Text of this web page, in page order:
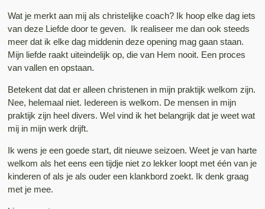
Wat je merkt aan mij als christelijke coach? Ik hoop elke dag iets
van deze Liefde door te geven. Ik realiseer me dan ook steeds
meer dat ik elke dag middenin deze opening mag gaan staan.
Mijn liefde raakt uiteindelijk op, die van Hem nooit. Een proces
van vallen en opstaan.
Betekent dat dat er alleen christenen in mijn praktijk welkom zijn.
Nee, helemaal niet. Iedereen is welkom. De mensen in mijn
praktijk zijn heel divers. Wel vind ik het belangrijk dat je weet wat
mij in mijn werk drijft.
Ik wens je een goede start, dit nieuwe seizoen. Weet je van harte
welkom als het eens een tijdje niet zo lekker loopt met één van je
kinderen of als je als ouder een klankbord zoekt. Ik denk graag
met je mee.